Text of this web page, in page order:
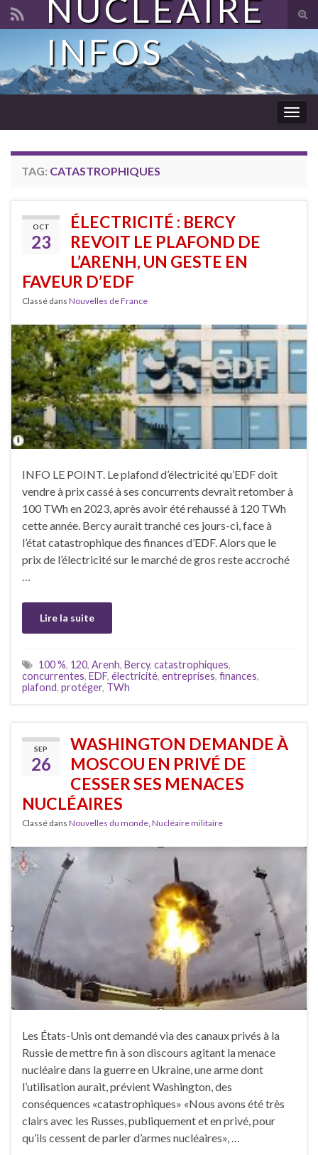
Search for:
NUCLÉAIRE
INFOS
TAG: CATASTROPHIQUES
OCT
23
ÉLECTRICITÉ : BERCY
REVOIT LE PLAFOND DE
L’ARENH, UN GESTE EN
FAVEUR D’EDF
Classé dans Nouvelles de France
INFO LE POINT. Le plafond d’électricité qu’EDF doit
vendre à prix cassé à ses concurrents devrait retomber à
100 TWh en 2023, après avoir été rehaussé à 120 TWh
cette année. Bercy aurait tranché ces jours-ci, face à
l’état catastrophique des finances d’EDF. Alors que le
prix de l’électricité sur le marché de gros reste accroché
…
Lire la suite
100 %, 120, Arenh, Bercy, catastrophiques,
concurrentes, EDF, électricité, entreprises, finances,
plafond, protéger, TWh
SEP
26
WASHINGTON DEMANDE À
MOSCOU EN PRIVÉ DE
CESSER SES MENACES
NUCLÉAIRES
Classé dans Nouvelles du monde Nucléaire militaire
Les États-Unis ont demandé via des canaux privés à la
Russie de mettre fin à son discours agitant la menace
nucléaire dans la guerre en Ukraine, une arme dont
l’utilisation aurait, prévient Washington, des
conséquences «catastrophiques» «Nous avons été très
clairs avec les Russes, publiquement et en privé, pour
qu’ils cessent de parler d’armes nucléaires», …